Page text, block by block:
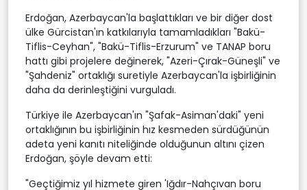
Erdoğan, Azerbaycan'la başlattıkları ve bir diğer dost
ülke Gürcistan'ın katkılarıyla tamamladıkları "Bakü-
Tiflis-Ceyhan", "Bakü-Tiflis-Erzurum" ve TANAP boru
hattı gibi projelere değinerek, "Azeri-Çırak-Güneşli" ve
"Şahdeniz" ortaklığı suretiyle Azerbaycan'la işbirliğinin
daha da derinleştiğini vurguladı.
Türkiye ile Azerbaycan'ın "Şafak-Asiman'daki" yeni
ortaklığının bu işbirliğinin hız kesmeden sürdüğünün
adeta yeni kanıtı niteliğinde olduğunun altını çizen
Erdoğan, şöyle devam etti:
"Geçtiğimiz yıl hizmete giren 'Iğdır-Nahçıvan boru